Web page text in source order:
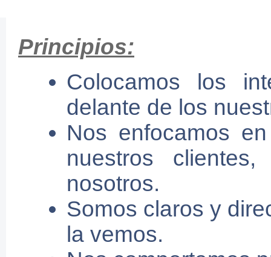
Principios:
Colocamos los
delante de los
Nos enfocamos
nuestros
nosotros.
Somos claros y
la vemos.